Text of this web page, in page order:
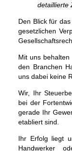
detaillierte
Den Blick für
gesetzlichen
Mit uns
den Branchen
uns dabei keine
Wir, Ihr
bei der
gerade Ihr
etabliert sind.
Ihr Erfolg liegt
Handwerker